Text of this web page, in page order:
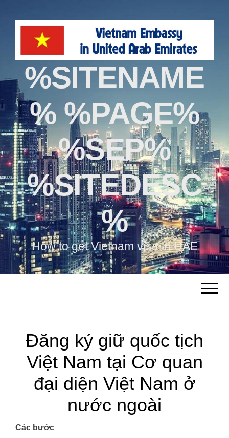
%SITENAME
% %PAGE%
%SEP%
%SITEDESC
%
How to get Vietnam visa in UAE
Đăng ký giữ quốc tịch
Việt Nam tại Cơ quan
đại diện Việt Nam ở
nước ngoài
Các bước